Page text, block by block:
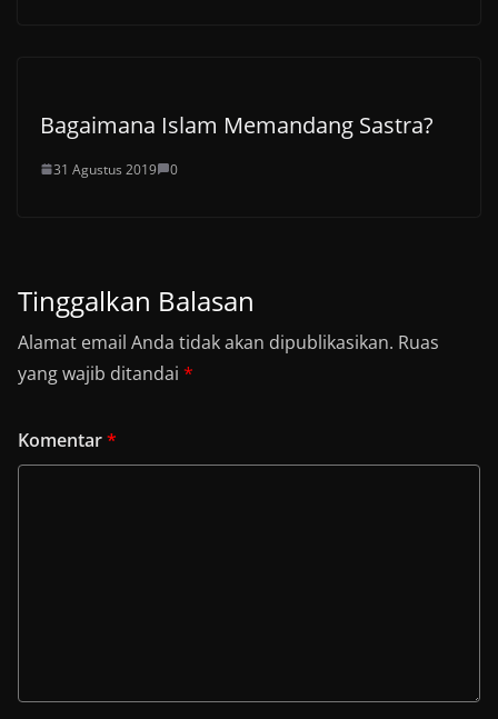
Bagaimana Islam Memandang Sastra?
31 Agustus 2019 0
Tinggalkan Balasan
Alamat email Anda tidak akan dipublikasikan. Ruas
yang wajib ditandai *
Komentar*